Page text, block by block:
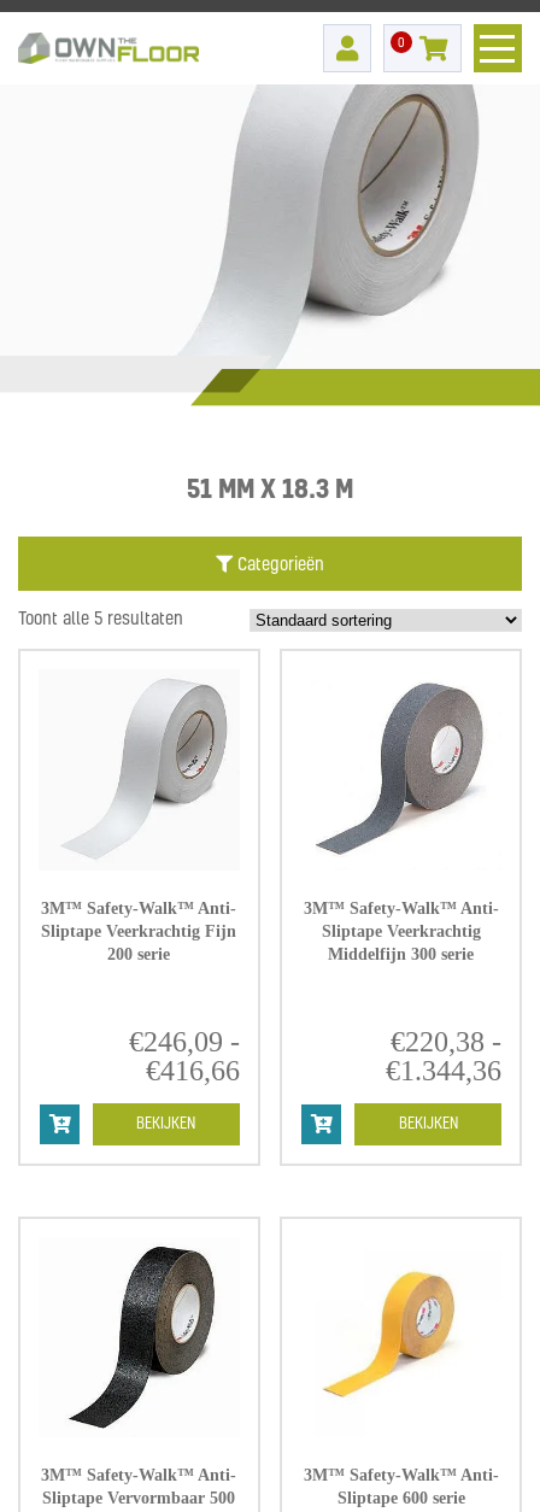
0
51 MM X 18.3 M
Categorieën
Toont alle 5 resultaten
3M™ Safety-Walk™ Anti-
Sliptape Veerkrachtig Fijn
200 serie
€246,09 -
€416,66Prijsklasse:
€246,09
€416,66
BEKIJKEN
3M™ Safety-Walk™ Anti-
Sliptape Veerkrachtig
Middelfijn 300 serie
€220,38 -
€1.344,36
BEKIJKEN
3M™ Safety-Walk™ Anti-
Sliptape Vervormbaar 500
3M™ Safety-Walk™ Anti-
Sliptape 600 serie